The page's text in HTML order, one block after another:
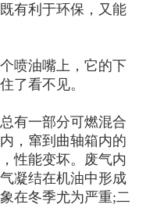
有利于环保，又能
喷油嘴上，它的下
了看不见。
有一部分可燃混合
，窜到曲轴箱内的
性能变坏。废气内
凝结在机油中形成
在冬季尤为严重;二